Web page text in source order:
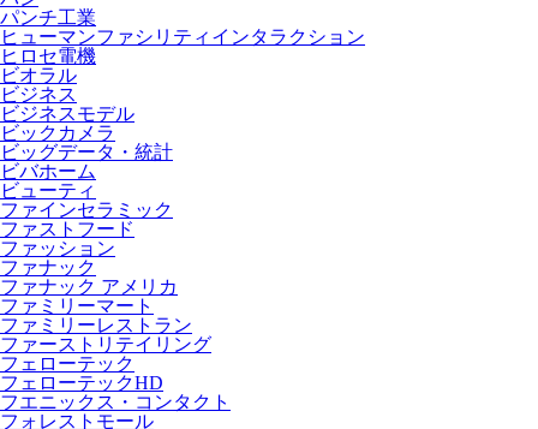
パンチ工業
ヒューマンファシリティインタラクション
ヒロセ電機
ビオラル
ビジネス
ビジネスモデル
ビックカメラ
ビッグデータ・統計
ビバホーム
ビューティ
ファインセラミック
ファストフード
ファッション
ファナック
ファナック アメリカ
ファミリーマート
ファミリーレストラン
ファーストリテイリング
フェローテック
フェローテックHD
フエニックス・コンタクト
フォレストモール